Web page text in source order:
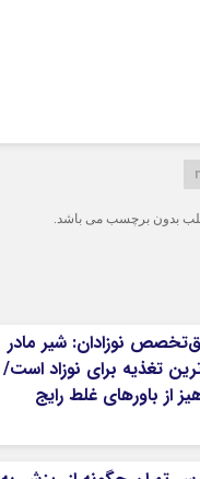
بدون برچسب می باشد.
نوزادان: شیر مادر
تغذیه برای نوزاد است/
از باورهای غلط رایج